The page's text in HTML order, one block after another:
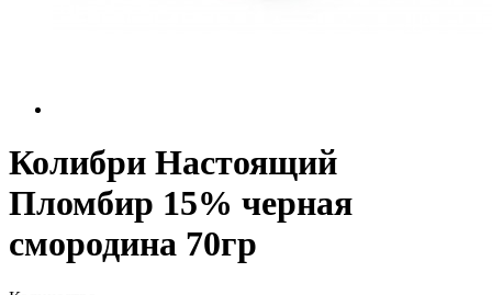
Колибри Настоящий
Пломбир 15% черная
смородина 70гр